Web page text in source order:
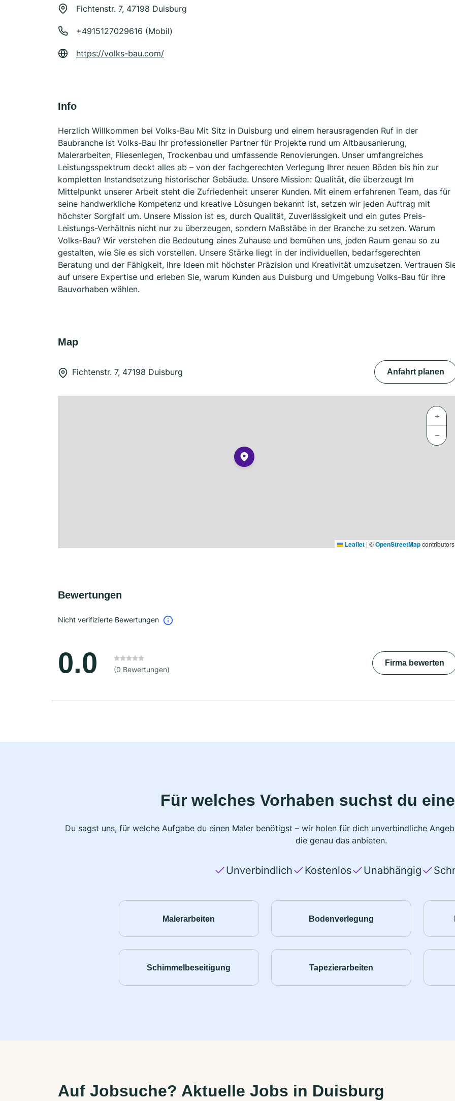
Fichtenstr. 7, 47198 Duisburg
+4915127029616 (Mobil)
https://volks-bau.com/
Info
Herzlich Willkommen bei Volks-Bau Mit Sitz in Duisburg und einem herausragenden Ruf in der
Baubranche ist Volks-Bau Ihr professioneller Partner für Projekte rund um Altbausanierung,
Malerarbeiten, Fliesenlegen, Trockenbau und umfassende Renovierungen. Unser umfangreiches
Leistungsspektrum deckt alles ab – von der fachgerechten Verlegung Ihrer neuen Böden bis hin zur
kompletten Instandsetzung historischer Gebäude. Unsere Mission: Qualität, die überzeugt Im
Mittelpunkt unserer Arbeit steht die Zufriedenheit unserer Kunden. Mit einem erfahrenen Team, das für
seine handwerkliche Kompetenz und kreative Lösungen bekannt ist, setzen wir jeden Auftrag mit
höchster Sorgfalt um. Unsere Mission ist es, durch Qualität, Zuverlässigkeit und ein gutes Preis-
Leistungs-Verhältnis nicht nur zu überzeugen, sondern Maßstäbe in der Branche zu setzen. Warum
Volks-Bau? Wir verstehen die Bedeutung eines Zuhause und bemühen uns, jeden Raum genau so zu
gestalten, wie Sie es sich vorstellen. Unsere Stärke liegt in der individuellen, bedarfsgerechten
Beratung und der Fähigkeit, Ihre Ideen mit höchster Präzision und Kreativität umzusetzen. Vertrauen
auf unsere Expertise und erleben Sie, warum Kunden aus Duisburg und Umgebung Volks-Bau für ihre
Bauvorhaben wählen.
Map
Fichtenstr. 7, 47198 Duisburg Anfahrt planen
+
−
Leaflet | ©OpenStreetMapcontributors
Bewertungen
Nicht verifizierte Bewertungen
0.0 (0 Bewertungen)
Firma bewerten
Für welches Vorhaben suchst du
Du sagst uns, für welche Aufgabe du einen Maler benötigst – wir holen für dich unverbindliche
die genau das anbieten.
Unverbindlich Kostenlos Unabhängig
Malerarbeiten Bodenverlegung
Schimmelbeseitigung Tapezierarbeiten
Auf Jobsuche? Aktuelle Jobs in Duisburg